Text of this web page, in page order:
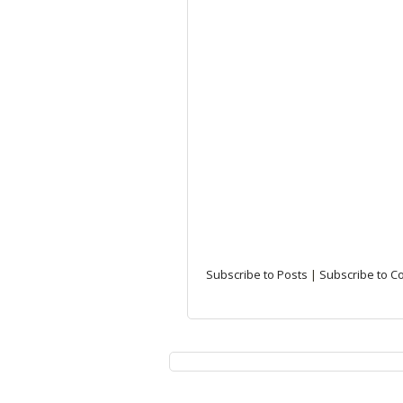
Subscribe to Posts | Subscribe to